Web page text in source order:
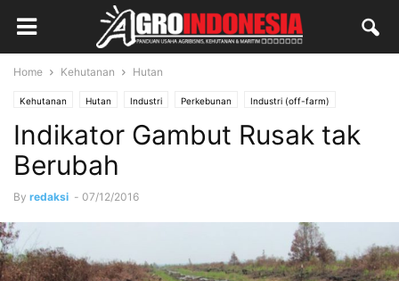
Home Kehutanan Hutan
Kehutanan Hutan Industri Perkebunan Industri (off-farm)
Kebun (On-Farm) Laporan Utama
Indikator Gambut Rusak tak
Berubah
By redaksi - 07/12/2016